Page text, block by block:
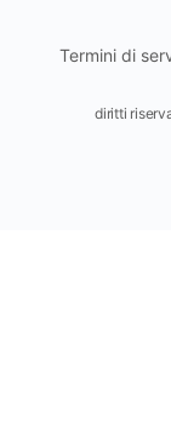
Termini di
diritti